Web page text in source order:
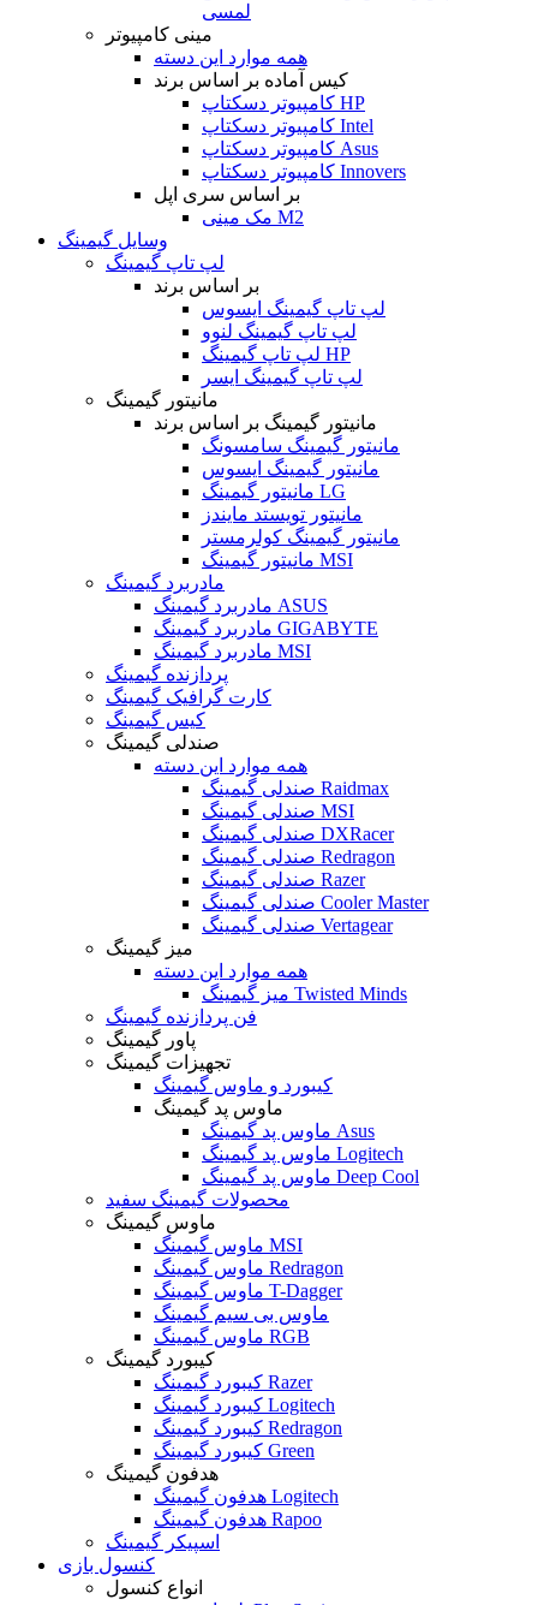
لمسی
مینی کامپیوتر
همه موارد این دسته
کیس آماده بر اساس برند
کامپیوتر دسکتاپ HP
کامپیوتر دسکتاپ Intel
کامپیوتر دسکتاپ Asus
کامپیوتر دسکتاپ Innovers
بر اساس سری اپل
مک مینی M2
وسایل گیمینگ
لپ تاپ گیمینگ
بر اساس برند
لپ تاپ گیمینگ ایسوس
لپ تاپ گیمینگ لنوو
لپ تاپ گیمینگ HP
لپ تاپ گیمینگ ایسر
مانیتور گیمینگ
مانیتور گیمینگ بر اساس برند
مانیتور گیمینگ سامسونگ
مانیتور گیمینگ ایسوس
مانیتور گیمینگ LG
مانیتور تویستد مایندز
مانیتور گیمینگ کولرمستر
مانیتور گیمینگ MSI
مادربرد گیمینگ
مادربرد گیمینگ ASUS
مادربرد گیمینگ GIGABYTE
مادربرد گیمینگ MSI
پردازنده گیمینگ
کارت گرافیک گیمینگ
کیس گیمینگ
صندلی گیمینگ
همه موارد این دسته
صندلی گیمینگ Raidmax
صندلی گیمینگ MSI
صندلی گیمینگ DXRacer
صندلی گیمینگ Redragon
صندلی گیمینگ Razer
صندلی گیمینگ Cooler Master
صندلی گیمینگ Vertagear
میز گیمینگ
همه موارد این دسته
میز گیمینگ Twisted Minds
فن پردازنده گیمینگ
پاور گیمینگ
تجهیزات گیمینگ
کیبورد و ماوس گیمینگ
ماوس پد گیمینگ
ماوس پد گیمینگ Asus
ماوس پد گیمینگ Logitech
ماوس پد گیمینگ Deep Cool
محصولات گیمینگ سفید
ماوس گیمینگ
ماوس گیمینگ MSI
ماوس گیمینگ Redragon
ماوس گیمینگ T-Dagger
ماوس بی سیم گیمینگ
ماوس گیمینگ RGB
کیبورد گیمینگ
کیبورد گیمینگ Razer
کیبورد گیمینگ Logitech
کیبورد گیمینگ Redragon
کیبورد گیمینگ Green
هدفون گیمینگ
هدفون گیمینگ Logitech
هدفون گیمینگ Rapoo
اسپیکر گیمینگ
کنسول بازی
انواع کنسول